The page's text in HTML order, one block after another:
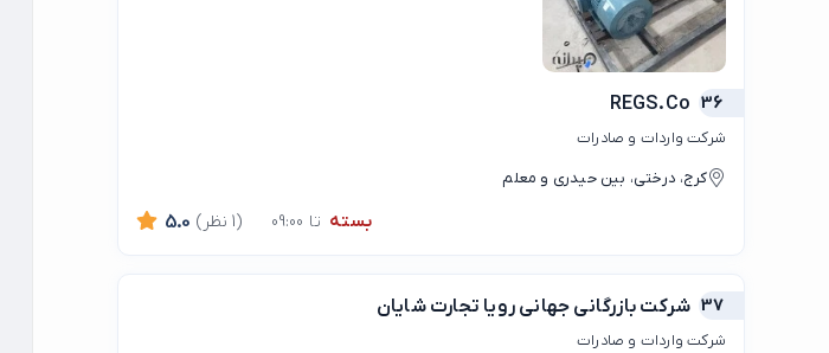
36
REGS.Co
شرکت واردات و صادرات
کرج، درختی، بین حیدری و معلم
بسته تا 09:00 5.0 (1 نظر)
37 شرکت بازرگانی جهانی رویا تجارت شایان
شرکت واردات و صادرات